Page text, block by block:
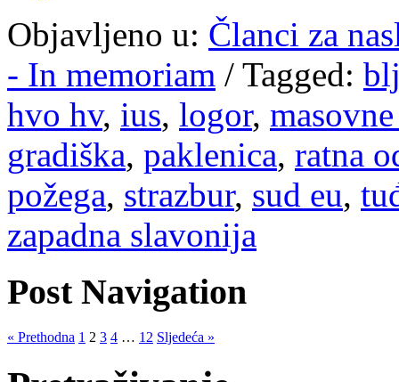
Objavljeno u: Članci za
- In memoriam / Tagged:
hvo hv, ius, logor,
gradiška, paklenica, ratna
požega, strazbur, sud eu,
zapadna slavonija
Post Navigation
« Prethodna 1 2 3 4 … 12 Sljedeća »